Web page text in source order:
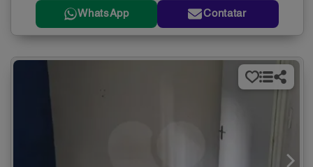
WhatsApp Contatar